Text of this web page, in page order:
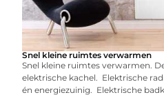
Snel kleine ruimtes verwarmen
Snel kleine ruimtes verwarmen.
elektrische kachel. Elektrische
én energiezuinig. Elektrische